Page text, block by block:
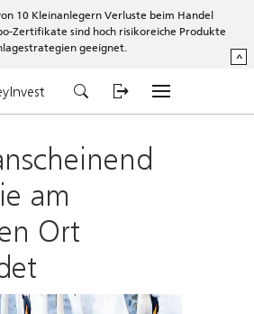
10 Kleinanlegern Verluste beim Handel
Zertifikate sind hoch risikoreiche Produkte
geeignet.
^
am
Ort